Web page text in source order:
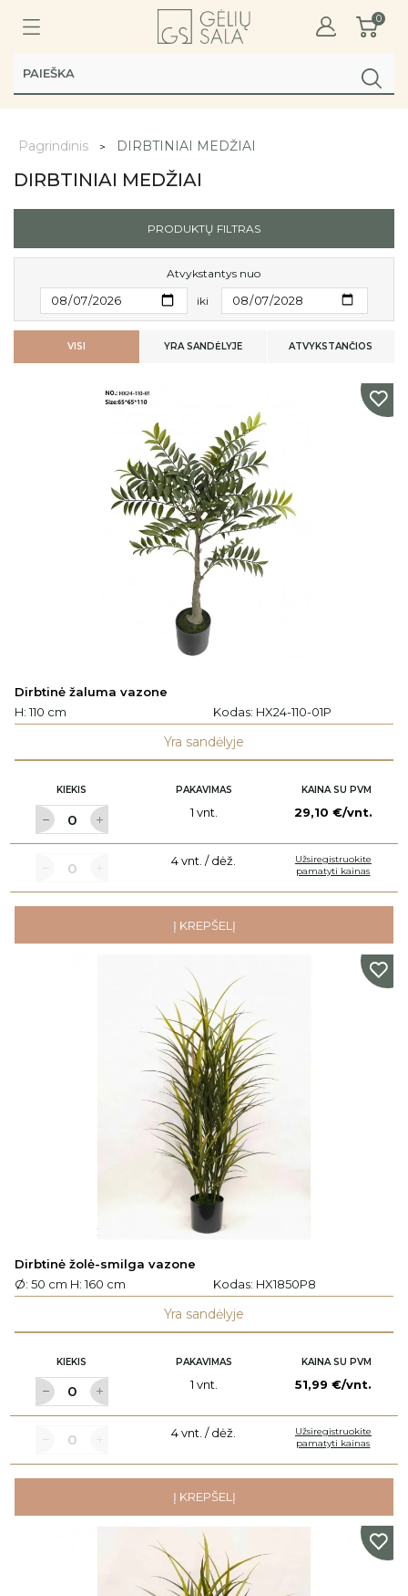
0
Pagrindinis DIRBTINIAI MEDŽIAI
DIRBTINIAI MEDŽIAI
PRODUKTŲ FILTRAS
Atvykstantys nuo
iki
VISI YRA SANDĖLYJE ATVYKSTANČIOS
Dirbtinė žaluma vazone
H: 110 cm
Kodas: HX24-110-01P
Yra sandėlyje
KIEKIS PAKAVIMAS KAINA SU PVM
1 vnt. 29,10 €/vnt.
4 vnt. / dėž.
Užsiregistruokite
pamatyti kainas
Į KREPŠELĮ
Dirbtinė žolė-smilga vazone
Ø: 50 cm H: 160 cm
Kodas: HX1850P8
Yra sandėlyje
KIEKIS PAKAVIMAS KAINA SU PVM
1 vnt. 51,99 €/vnt.
4 vnt. / dėž.
Užsiregistruokite
pamatyti kainas
Į KREPŠELĮ